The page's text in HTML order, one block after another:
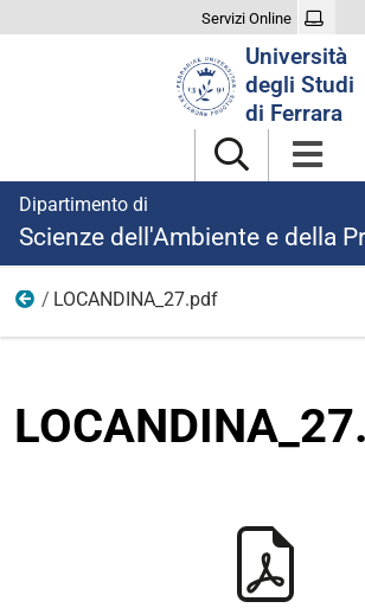
Servizi Online
Università
degli Studi
di Ferrara
Dipartimento di
Scienze dell'Ambiente e della
27-02
LOCANDINA_27.pdf